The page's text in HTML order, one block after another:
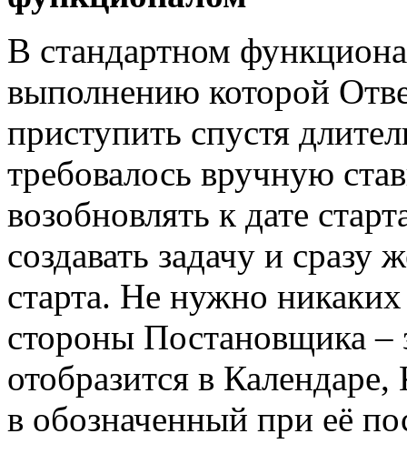
В стандартном
выполнению которой
приступить спустя
требовалось вручную
возобновлять к дате
создавать задачу и сразу
старта. Не нужно
стороны Постановщика –
отобразится в
в обозначенный при её